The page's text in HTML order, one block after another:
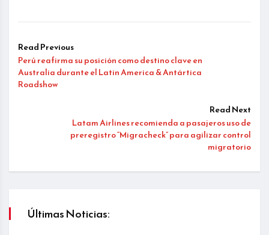
Read Previous
Perú reafirma su posición como destino clave en
Australia durante el Latin America & Antártica
Roadshow
Read Next
Latam Airlines recomienda a pasajeros uso de
preregistro “Migracheck” para agilizar control
migratorio
Últimas Noticias: